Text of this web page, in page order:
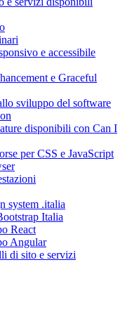
e accessibile
e Graceful
sviluppo del software
disponibili con Can I
per CSS e JavaScript
system .italia
Italia
React
Angular
di sito e servizi